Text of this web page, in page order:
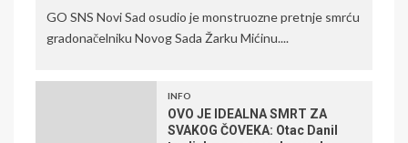
GO SNS Novi Sad osudio je monstruozne pretnje smrću
gradonačelniku Novog Sada Žarku Mićinu....
INFO
OVO JE IDEALNA SMRT ZA
SVAKOG ČOVEKA: Otac Danil